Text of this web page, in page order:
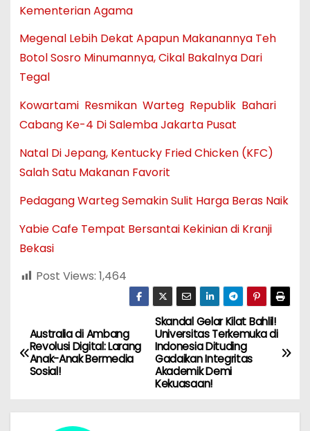
Kementerian Agama
Megenal Lebih Dekat Apapun Makanannya Teh
Botol Sosro Minumannya, Cikal Bakalnya Dari
Tegal
Kowartami Resmikan Warteg Republik Bahari
Cabang Ke-4 Di Salemba Jakarta Pusat
Natal Di Jepang, Kentucky Fried Chicken (KFC)
Salah Satu Makanan Favorit
Pedagang Warteg Semakin Sulit Harga Beras Naik
Yabie Cafe Tempat Bersantai Kekinian di Kranji
Bekasi
Post Views: 1,464
N
a
i
Skandal Gelar Kilat Bahlil!
Universitas Terkemuka di
Indonesia Dituding
Gadaikan Integritas
Akademik Demi
Kekuasaan!
Australia di Ambang
Revolusi Digital: Larang
Anak-Anak Bermedia
Sosial!